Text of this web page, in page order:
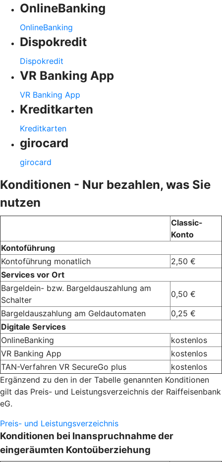
OnlineBanking
OnlineBanking
Dispokredit
Dispokredit
VR Banking App
VR Banking App
Kreditkarten
Kreditkarten
girocard
girocard
Konditionen - Nur bezahlen, was Sie
nutzen
Classic-
Konto
Kontoführung
Kontoführung monatlich
2,50 €
Services vor Ort
Bargeldein- bzw. Bargeldauszahlung am
Schalter
0,50 €
Bargeldauszahlung am Geldautomaten
0,25 €
Digitale Services
OnlineBanking
kostenlos
VR Banking App
kostenlos
TAN-Verfahren VR SecureGo plus
kostenlos
Ergänzend zu den in der Tabelle genannten Konditionen
gilt das Preis- und Leistungsverzeichnis der Raiffeisenbank
eG.
Preis- und Leistungsverzeichnis
Konditionen bei Inanspruchnahme der
eingeräumten Kontoüberziehung